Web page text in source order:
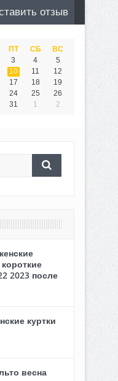
отзыв
ПТ СБ
ВС
3 4
5
10 11
12
17 18
19
24 25
26
31 1 2
2023 после
куртки
весна